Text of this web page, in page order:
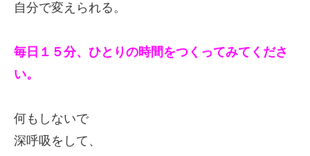
自分で変えられる。
毎日１５分、ひとりの時間をつくってみてくださ
い。
何もしないで
深呼吸をして、